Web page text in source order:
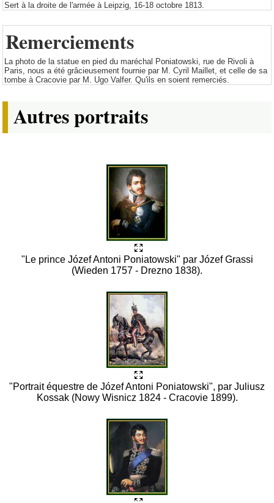
Sert à la droite de l'armée à Leipzig, 16-18 octobre 1813.
Remerciements
La photo de la statue en pied du maréchal Poniatowski, rue de Rivoli à
Paris, nous a été grâcieusement fournie par M. Cyril Maillet, et celle de sa
tombe à Cracovie par M. Ugo Valfer. Qu'ils en soient remerciés.
Autres portraits
"Le prince Józef Antoni Poniatowski" par Józef Grassi
(Wieden 1757 - Drezno 1838).
"Portrait équestre de Józef Antoni Poniatowski", par Juliusz
Kossak (Nowy Wisnicz 1824 - Cracovie 1899).